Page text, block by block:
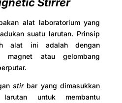
alat laboratorium yang
suatu larutan. Prinsip
alat ini adalah dengan
magnet atau gelombang
stir bar yang dimasukkan
untuk membantu